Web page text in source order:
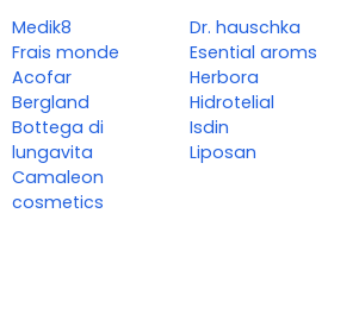
Medik8
Frais monde
Acofar
Bergland
Bottega di
lungavita
Camaleon
cosmetics
Dr. hauschka
Esential aroms
Herbora
Hidrotelial
Isdin
Liposan